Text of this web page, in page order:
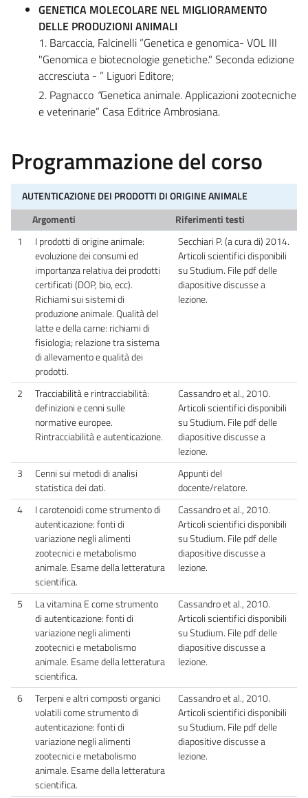
GENETICA MOLECOLARE NEL MIGLIORAMENTO
DELLE PRODUZIONI ANIMALI
1. Barcaccia, Falcinelli “Genetica e genomica- VOL III
"Genomica e biotecnologie genetiche." Seconda edizione
accresciuta - ” Liguori Editore;
2. Pagnacco “Genetica animale. Applicazioni zootecniche
e veterinarie” Casa Editrice Ambrosiana.
Programmazione del corso
AUTENTICAZIONE DEI PRODOTTI DI ORIGINE ANIMALE
Argomenti
Riferimenti testi
1
I prodotti di origine animale:
evoluzione dei consumi ed
importanza relativa dei prodotti
certificati (DOP, bio, ecc).
Richiami sui sistemi di
produzione animale. Qualità del
latte e della carne: richiami di
fisiologia; relazione tra sistema
di allevamento e qualità dei
prodotti.
Secchiari P. (a cura di) 2014.
Articoli scientifici disponibili
su Studium. File pdf delle
diapositive discusse a
lezione.
2
Tracciabilità e rintracciabilità:
definizioni e cenni sulle
normative europee.
Rintracciabilità e autenticazione.
Cassandro et al., 2010.
Articoli scientifici disponibili
su Studium. File pdf delle
diapositive discusse a
lezione.
3
Cenni sui metodi di analisi
statistica dei dati.
Appunti del
docente/relatore.
4
I carotenoidi come strumento di
autenticazione: fonti di
variazione negli alimenti
zootecnici e metabolismo
animale. Esame della letteratura
scientifica.
Cassandro et al., 2010.
Articoli scientifici disponibili
su Studium. File pdf delle
diapositive discusse a
lezione.
5
La vitamina E come strumento
di autenticazione: fonti di
variazione negli alimenti
zootecnici e metabolismo
animale. Esame della letteratura
scientifica.
Cassandro et al., 2010.
Articoli scientifici disponibili
su Studium. File pdf delle
diapositive discusse a
lezione.
6
Terpeni e altri composti organici
volatili come strumento di
autenticazione: fonti di
variazione negli alimenti
zootecnici e metabolismo
animale. Esame della letteratura
scientifica.
Cassandro et al., 2010.
Articoli scientifici disponibili
su Studium. File pdf delle
diapositive discusse a
lezione.